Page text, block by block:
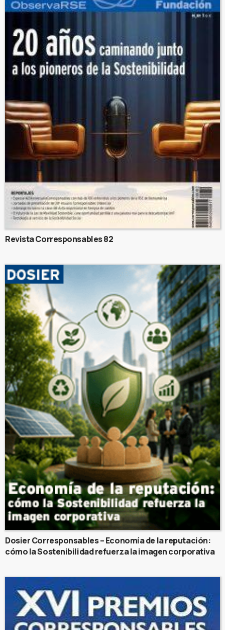
Revista Corresponsables 82
Dosier Corresponsables – Economía de la reputación:
cómo la Sostenibilidad refuerza la imagen corporativa